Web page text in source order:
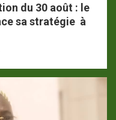
du 30 août : le
sa stratégie à